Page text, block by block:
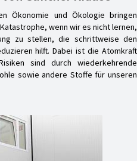
Ökonomie und Ökologie bringen
wenn wir es nicht lernen,
zu stellen, die schrittweise den
hilft. Dabei ist die Atomkraft
sind durch wiederkehrende
sowie andere Stoffe für unseren